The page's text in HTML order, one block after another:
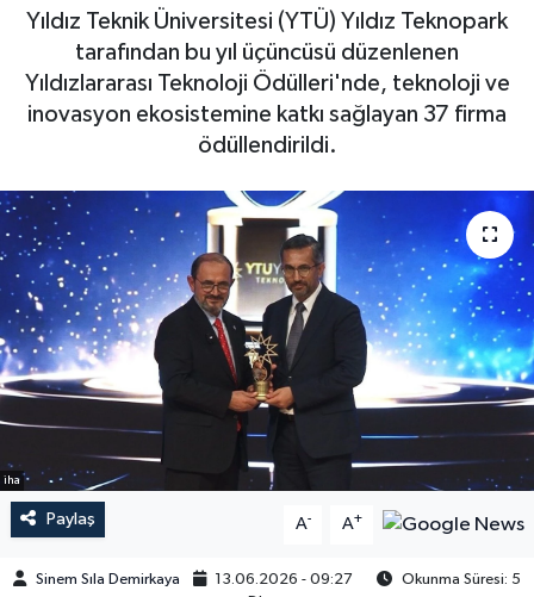
Yıldız Teknik Üniversitesi (YTÜ) Yıldız Teknopark
tarafından bu yıl üçüncüsü düzenlenen
Yıldızlararası Teknoloji Ödülleri'nde, teknoloji ve
inovasyon ekosistemine katkı sağlayan 37 firma
ödüllendirildi.
iha
Paylaş A- A+
Sinem Sıla Demirkaya 13.06.2026 - 09:27
Okunma Süresi: 5